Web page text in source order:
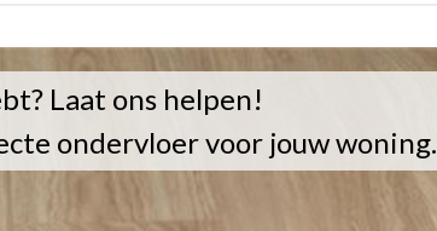
Laat ons helpen!
ondervloer voor jouw woning.